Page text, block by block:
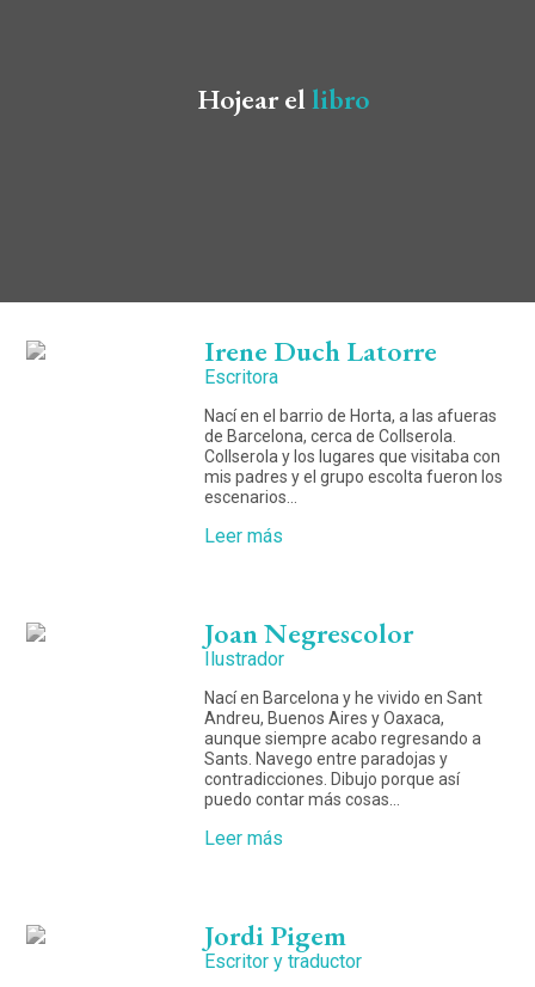
Hojear ellibro
Irene Duch Latorre
Escritora
Nací en el barrio de Horta, a las afueras
de Barcelona, cerca de Collserola.
Collserola y los lugares que visitaba con
mis padres y el grupo escolta fueron los
escenarios…
Leer más
Joan Negrescolor
Ilustrador
Nací en Barcelona y he vivido en Sant
Andreu, Buenos Aires y Oaxaca,
aunque siempre acabo regresando a
Sants. Navego entre paradojas y
contradicciones. Dibujo porque así
puedo contar más cosas…
Leer más
Jordi Pigem
Escritor y traductor